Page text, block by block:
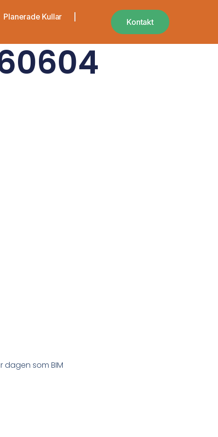
Planerade Kullar
Kontakt
dagen som BIM